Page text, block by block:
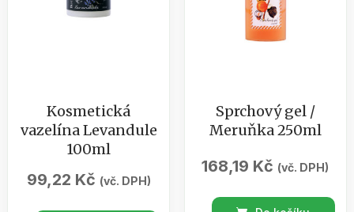
Kosmetická
vazelína Levandule
100ml
99,22 Kč (vč. DPH)
Sprchový gel /
Meruňka 250ml
168,19 Kč (vč. DPH)
Sprchový